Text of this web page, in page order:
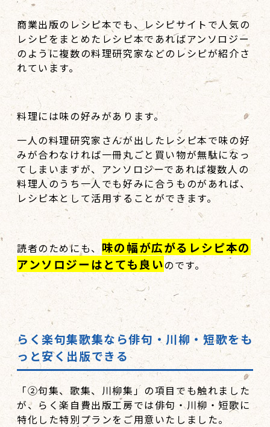
商業出版のレシピ本でも、レシピサイトで人気の
レシピをまとめたレシピ本であればアンソロジー
のように複数の料理研究家などのレシピが紹介さ
れています。
料理には味の好みがあります。
一人の料理研究家さんが出したレシピ本で味の好
みが合わなければ一冊丸ごと買い物が無駄になっ
てしまいますが、アンソロジーであれば複数人の
料理人のうち一人でも好みに合うものがあれば、
レシピ本として活用することができます。
読者のためにも、 味の幅が広がるレシピ本の
アンソロジーはとても良いのです。
らく楽句集歌集なら俳句・川柳・短歌をも
っと安く出版できる
「②句集、歌集、川柳集」の項目でも触れました
が、らく楽自費出版工房では俳句・川柳・短歌に
特化した特別プランをご用意いたしました。